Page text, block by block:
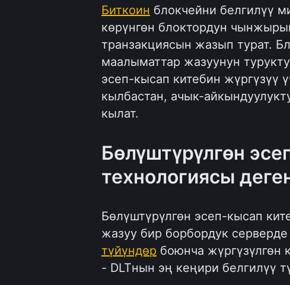
Биткоин блокчейни белгилүү
көрүнгөн блоктордун
транзакциясын жазып турат.
маалыматтар жазуунун
эсеп-кысап китебин жүргүзүү
кылбастан, ачык-
кылат.
Бөлүштүрүлгөн
технологиясы
Бөлүштүрүлгөн эсеп-кысап
жазуу бир борбордук
түйүндөр боюнча жүргүзүлгөн
- DLTнын эң кеңири белгилүү